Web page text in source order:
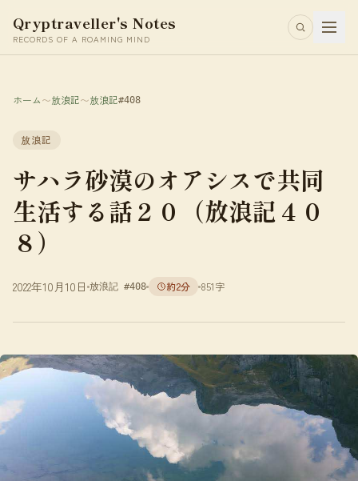
Qryptraveller's Notes
RECORDS OF A ROAMING MIND
ホーム〜放浪記〜放浪記#408
放浪記
サハラ砂漠のオアシスで共同
生活する話２０（放浪記４０
８）
2022年10月10日 放浪記 #408 約2分 851字